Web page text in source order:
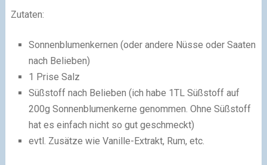
Zutaten:
Sonnenblumenkernen (oder andere Nüsse oder Saaten
nach Belieben)
1 Prise Salz
Süßstoff nach Belieben (ich habe 1TL Süßstoff auf
200g Sonnenblumenkerne genommen. Ohne Süßstoff
hat es einfach nicht so gut geschmeckt)
evtl. Zusätze wie Vanille-Extrakt, Rum, etc.